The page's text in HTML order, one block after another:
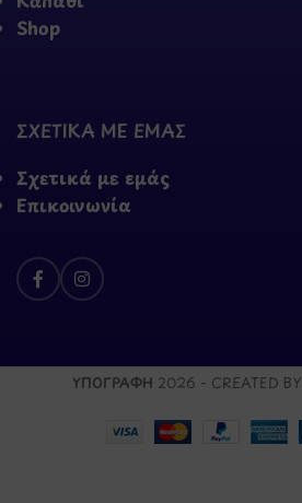
Shop
ΣΧΕΤΙΚΑ ΜΕ ΕΜΑΣ
Σχετικά με εμάς
Επικοινωνία
ΥΠΟΓΡΑΦΗ 2026 - CREATED BY